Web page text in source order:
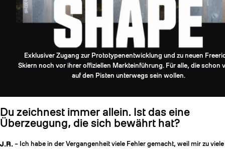
Exklusiver Zugang zur Prototypenentwicklung und zu neuen
Skiern noch vor ihrer offiziellen Markteinführung. Für alle, die schon
auf den Pisten unterwegs sein wollen.
Du zeichnest immer allein. Ist das eine
Überzeugung, die sich bewährt hat?
J.R. – Ich habe in der Vergangenheit viele Fehler gemacht, weil mir zu viele